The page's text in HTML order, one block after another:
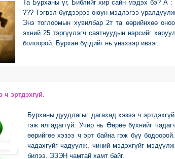
Та Бурханы үг, Библийг хир сайн мэдэх бэ?
??? Тэгвэл бүгдээрээ оюун мэдлэгээ
Энэ тоглоомын хувилбар 2т та өөрийнхөө
эхний 25 тэргүүлэгч саятнуудын нэрсийг
болоорой. Бурхан бүгдийг нь үнэхээр ивээг.
ч эртдэхгүй.
Бурханы дуудлагыг дагахад хэзээ ч
гэж ялгадаггүй. Учир нь Өөрөө бүхнийг
өөрийгөө хэзээ ч эрт байна гэж бүү
чадахгүйг чадуулж, чиний мэдэхгүйг
билээ. ЭЗЭН чамтай хамт байг.